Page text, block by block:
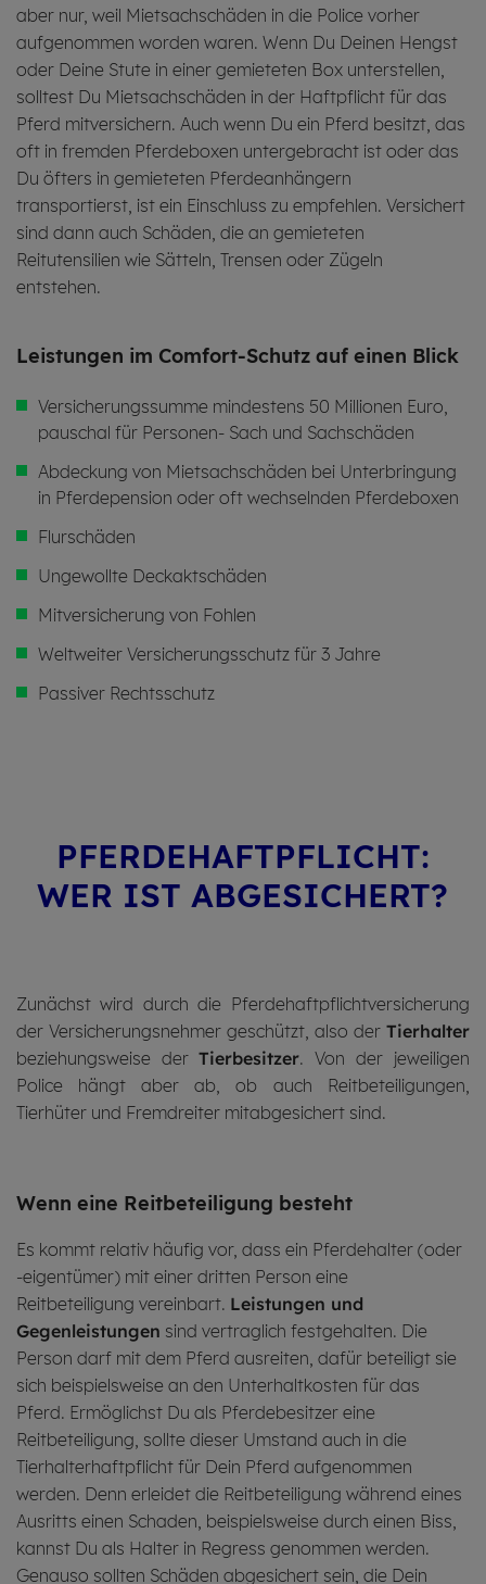
aber nur, weil Mietsachschäden in die Police vorher
aufgenommen worden waren. Wenn Du Deinen Hengst
oder Deine Stute in einer gemieteten Box unterstellen,
solltest Du Mietsachschäden in der Haftpflicht für das
Pferd mitversichern. Auch wenn Du ein Pferd besitzt, das
oft in fremden Pferdeboxen untergebracht ist oder das
Du öfters in gemieteten Pferdeanhängern
transportierst, ist ein Einschluss zu empfehlen. Versichert
sind dann auch Schäden, die an gemieteten
Reitutensilien wie Sätteln, Trensen oder Zügeln
entstehen.
Leis­tungen im Com­fort-Schutz auf einen Blick
Versicherungssumme mindestens 50 Millionen Euro,
pauschal für Personen- Sach und Sachschäden
Abdeckung von Mietsachschäden bei Unterbringung
in Pferdepension oder oft wechselnden Pferdeboxen
Flurschäden
Ungewollte Deckaktschäden
Mitversicherung von Fohlen
Weltweiter Versicherungsschutz für 3 Jahre
Passiver Rechtsschutz
PFER­DE­HAFT­PFLICHT:
WER IST ABGE­SI­CHERT?
Zunächst wird durch die Pferdehaftpflichtversicherung
der Versicherungsnehmer geschützt, also der Tierhalter
beziehungsweise derTierbesitzer. Von der jeweiligen
Police hängt aber ab, ob auch Reitbeteiligungen,
Tierhüter und Fremdreiter mitabgesichert sind.
Wenn eine Reit­be­tei­li­gung be­steht
Es kommt relativ häufig vor, dass ein Pferdehalter (oder
-eigentümer) mit einer dritten Person eine
Reitbeteiligung vereinbart. Leistungen und
Gegenleistungen sind vertraglich festgehalten. Die
Person darf mit dem Pferd ausreiten, dafür beteiligt sie
sich beispielsweise an den Unterhaltkosten für das
Pferd. Ermöglichst Du als Pferdebesitzer eine
Reitbeteiligung, sollte dieser Umstand auch in die
Tierhalterhaftpflicht für Dein Pferd aufgenommen
werden. Denn erleidet die Reitbeteiligung während eines
Ausritts einen Schaden, beispielsweise durch einen Biss,
kannst Du als Halter in Regress genommen werden.
Genauso sollten Schäden abgesichert sein, die Dein